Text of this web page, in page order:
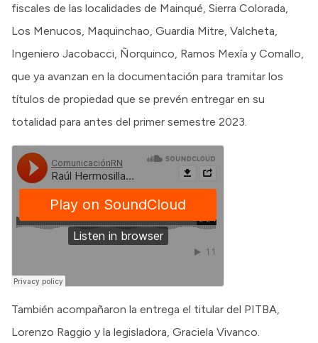
fiscales de las localidades de Mainqué, Sierra Colorada,
Los Menucos, Maquinchao, Guardia Mitre, Valcheta,
Ingeniero Jacobacci, Ñorquinco, Ramos Mexía y Comallo,
que ya avanzan en la documentación para tramitar los
títulos de propiedad que se prevén entregar en su
totalidad para antes del primer semestre 2023.
También acompañaron la entrega el titular del PITBA,
Lorenzo Raggio y la legisladora, Graciela Vivanco.